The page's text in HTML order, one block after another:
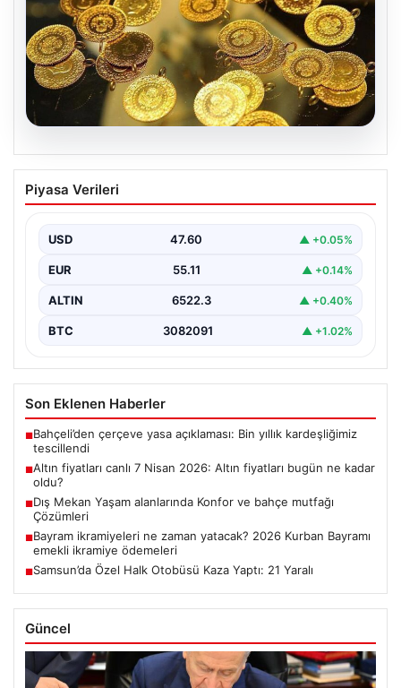
05.08.2026
Altın fiyatları canlı 7 Nisan 2026: Altın
fiyatları bugün ne kadar oldu?
Analizi", "content": "Bugün altın…
Piyasa Verileri
USD 47.60 ▲ +0.05%
EUR 55.11 ▲ +0.14%
ALTIN 6522.3 ▲ +0.40%
BTC 3082091 ▲ +1.02%
Son Eklenen Haberler
■Bahçeli’den çerçeve yasa açıklaması: Bin yıllık kardeşliğimiz
tescillendi
■Altın fiyatları canlı 7 Nisan 2026: Altın fiyatları bugün ne kadar
oldu?
■Dış Mekan Yaşam alanlarında Konfor ve bahçe mutfağı
Çözümleri
■Bayram ikramiyeleri ne zaman yatacak? 2026 Kurban Bayramı
emekli ikramiye ödemeleri
■Samsun’da Özel Halk Otobüsü Kaza Yaptı: 21 Yaralı
Güncel